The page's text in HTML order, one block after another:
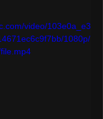
video/103e0a_e3
1080p/